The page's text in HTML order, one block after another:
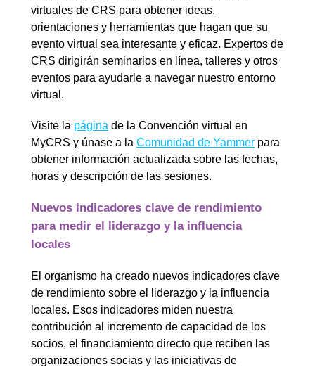
virtuales de CRS para obtener ideas,
orientaciones y herramientas que hagan que su
evento virtual sea interesante y eficaz. Expertos de
CRS dirigirán seminarios en línea, talleres y otros
eventos para ayudarle a navegar nuestro entorno
virtual.
Visite la página de la Convención virtual en
MyCRS y únase a la Comunidad de Yammer para
obtener información actualizada sobre las fechas,
horas y descripción de las sesiones.
Nuevos indicadores clave de rendimiento
para medir el liderazgo y la influencia
locales
El organismo ha creado nuevos indicadores clave
de rendimiento sobre el liderazgo y la influencia
locales. Esos indicadores miden nuestra
contribución al incremento de capacidad de los
socios, el financiamiento directo que reciben las
organizaciones socias y las iniciativas de